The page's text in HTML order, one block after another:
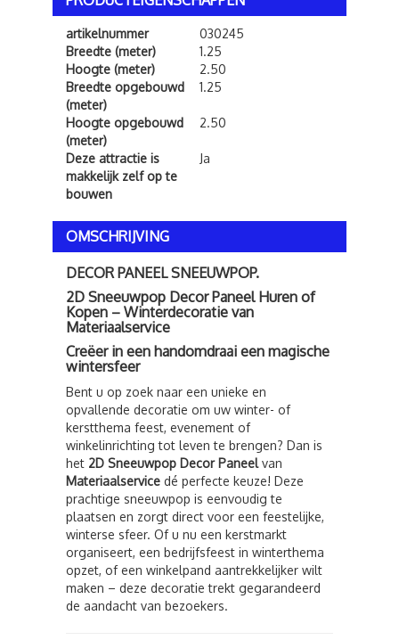
artikelnummer
030245
Breedte (meter)
1.25
Hoogte (meter)
2.50
Breedte opgebouwd
(meter)
1.25
Hoogte opgebouwd
(meter)
2.50
Deze attractie is
makkelijk zelf op te
bouwen
Ja
OMSCHRIJVING
DECOR PANEEL SNEEUWPOP.
2D Sneeuwpop Decor Paneel Huren of
Kopen – Winterdecoratie van
Materiaalservice
Creëer in een handomdraai een magische
wintersfeer
Bent u op zoek naar een unieke en
opvallende decoratie om uw winter- of
kerstthema feest, evenement of
winkelinrichting tot leven te brengen? Dan is
het 2D Sneeuwpop Decor Paneelvan
Materiaalservice dé perfecte keuze! Deze
prachtige sneeuwpop is eenvoudig te
plaatsen en zorgt direct voor een feestelijke,
winterse sfeer. Of u nu een kerstmarkt
organiseert, een bedrijfsfeest in winterthema
opzet, of een winkelpand aantrekkelijker wilt
maken – deze decoratie trekt gegarandeerd
de aandacht van bezoekers.